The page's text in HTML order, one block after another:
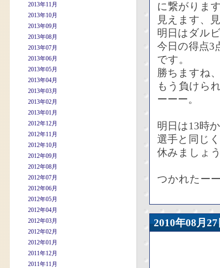
2013年11月
2013年10月
2013年09月
2013年08月
2013年07月
2013年06月
2013年05月
2013年04月
2013年03月
2013年02月
2013年01月
2012年12月
2012年11月
2012年10月
2012年09月
2012年08月
2012年07月
2012年06月
2012年05月
2012年04月
2012年03月
2012年02月
2012年01月
2011年12月
2011年11月
に繋がりま
見えます、
明日はダル
今日の得点3
です。
勝ちますね
もう負けら
ーーー。
明日は13時
選手と同じ
休みましょ
つかれたー
2010年08